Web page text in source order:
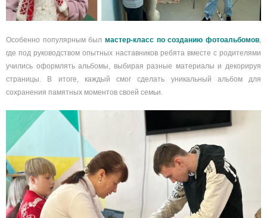
Особенно популярным был мастер-класс по созданию фотоальбомов,
где под руководством опытных наставников ребята вместе с родителями
учились оформлять альбомы, выбирая разные материалы и декорируя
страницы. В итоге, каждый смог сделать уникальный альбом для
сохранения памятных моментов своей семьи.